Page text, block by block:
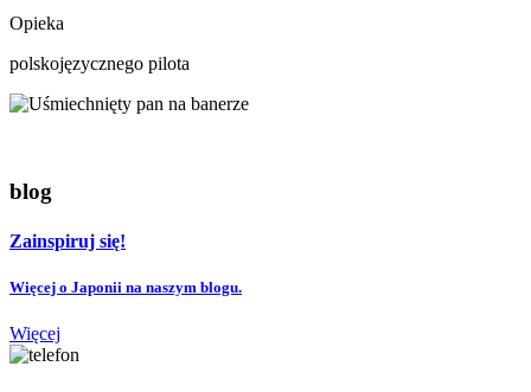
Opieka
polskojęzycznego pilota
blog
Zainspiruj się!
Więcej o Japonii na naszym blogu.
Więcej